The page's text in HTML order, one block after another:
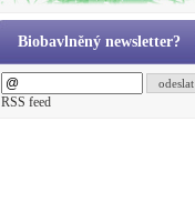
Biobavlněný newsletter?
odeslat
RSS feed